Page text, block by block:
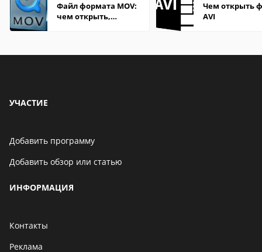
Файл формата MOV:
чем открыть,
Чем открыть
AVI
УЧАСТИЕ
Добавить программу
Добавить обзор или статью
ИНФОРМАЦИЯ
Контакты
Реклама